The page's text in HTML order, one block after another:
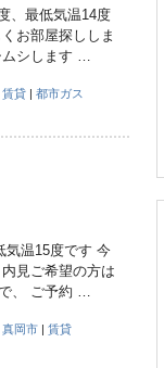
、最低気温14度
お部屋探ししま
ムシします …
賃貸 |都市ガス
気温15度です 今
見ご希望の方は
、 ご予約 …
真岡市 |賃貸